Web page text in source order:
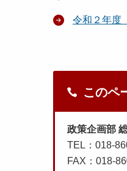
令和２年
このペ
政策企画部
TEL：018-
FAX：018-